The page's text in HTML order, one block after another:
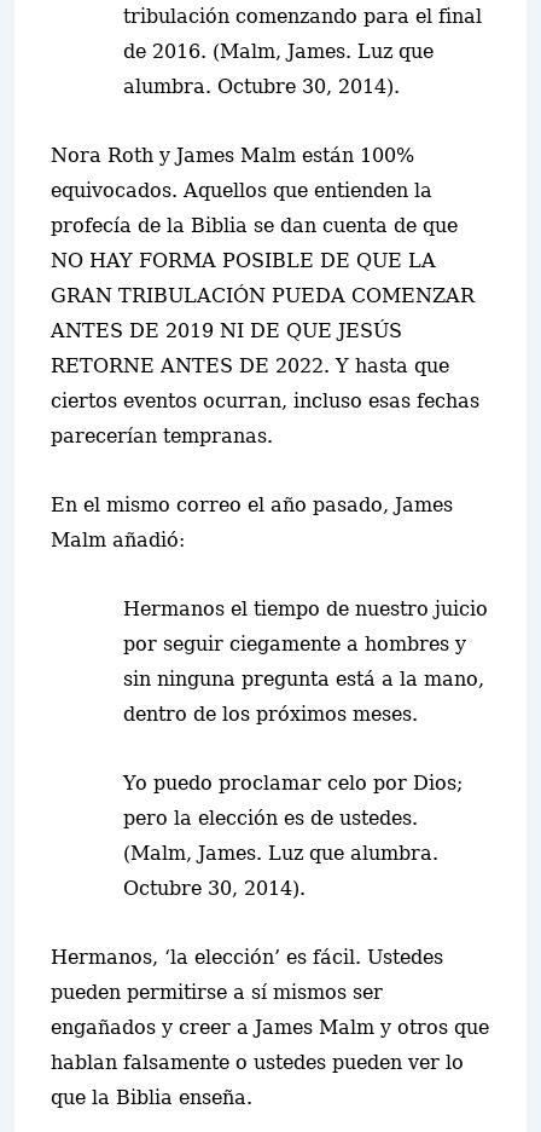
tribulación comenzando para el final
de 2016. (Malm, James. Luz que
alumbra. Octubre 30, 2014).
Nora Roth y James Malm están 100%
equivocados. Aquellos que entienden la
profecía de la Biblia se dan cuenta de que
NO HAY FORMA POSIBLE DE QUE LA
GRAN TRIBULACIÓN PUEDA COMENZAR
ANTES DE 2019 NI DE QUE JESÚS
RETORNE ANTES DE 2022. Y hasta que
ciertos eventos ocurran, incluso esas fechas
parecerían tempranas.
En el mismo correo el año pasado, James
Malm añadió:
Hermanos el tiempo de nuestro juicio
por seguir ciegamente a hombres y
sin ninguna pregunta está a la mano,
dentro de los próximos meses.
Yo puedo proclamar celo por Dios;
pero la elección es de ustedes.
(Malm, James. Luz que alumbra.
Octubre 30, 2014).
Hermanos, ‘la elección’ es fácil. Ustedes
pueden permitirse a sí mismos ser
engañados y creer a James Malm y otros que
hablan falsamente o ustedes pueden ver lo
que la Biblia enseña.